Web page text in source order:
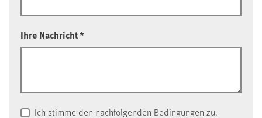
Ihre Nachricht*
Ich stimme den nachfolgenden Bedingungen zu.